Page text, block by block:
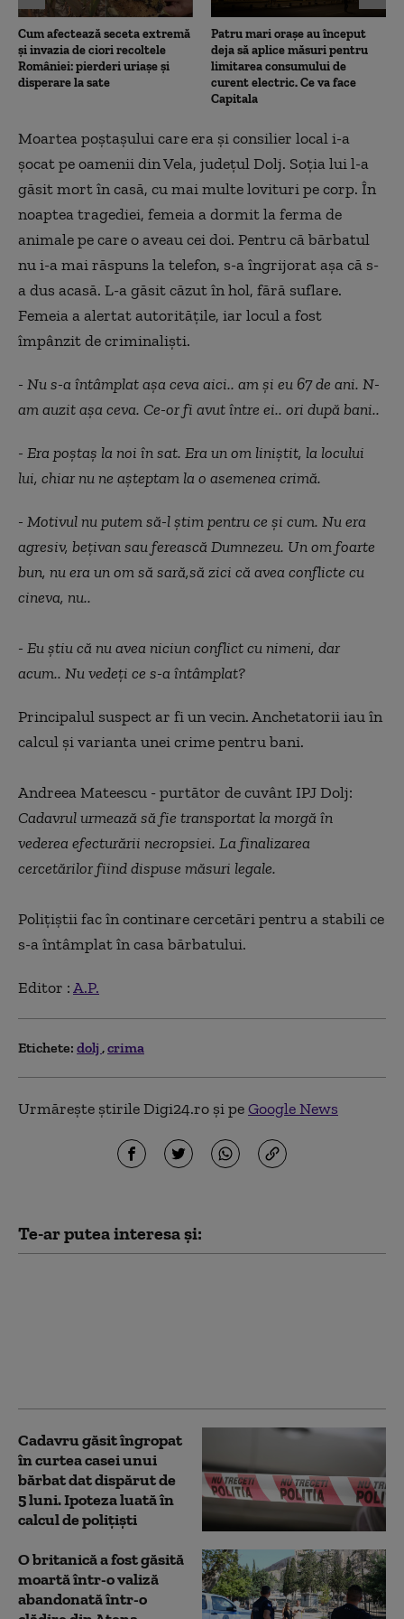
Cum afectează seceta extremă
și invazia de ciori recoltele
României: pierderi uriașe și
disperare la sate
Patru mari orașe au început
deja să aplice măsuri pentru
limitarea consumului de
curent electric. Ce va face
Capitala
Moartea poștașului care era și consilier local i-a
șocat pe oamenii din Vela, județul Dolj. Soția lui l-a
găsit mort în casă, cu mai multe lovituri pe corp. În
noaptea tragediei, femeia a dormit la ferma de
animale pe care o aveau cei doi. Pentru că bărbatul
nu i-a mai răspuns la telefon, s-a îngrijorat așa că s-
a dus acasă. L-a găsit căzut în hol, fără suflare.
Femeia a alertat autoritățile, iar locul a fost
împânzit de criminaliști.
- Nu s-a întâmplat așa ceva aici.. am și eu 67 de ani. N-
am auzit așa ceva. Ce-or fi avut între ei.. ori după bani..
- Era poștaș la noi în sat. Era un om liniștit, la locului
lui, chiar nu ne așteptam la o asemenea crimă.
- Motivul nu putem să-l știm pentru ce și cum. Nu era
agresiv, bețivan sau ferească Dumnezeu. Un om foarte
bun, nu era un om să sară,să zici că avea conflicte cu
cineva, nu..
- Eu știu că nu avea niciun conflict cu nimeni, dar
acum.. Nu vedeți ce s-a întâmplat?
Principalul suspect ar fi un vecin. Anchetatorii iau în
calcul și varianta unei crime pentru bani.
Andreea Mateescu - purtător de cuvânt IPJ Dolj:
Cadavrul urmează să fie transportat la morgă în
vederea efecturării necropsiei. La finalizarea
cercetărilor fiind dispuse măsuri legale.
Polițiștii fac în continare cercetări pentru a stabili ce
s-a întâmplat în casa bărbatului.
Editor :A.P.
Etichete: dolj crima
Urmărește știrile Digi24.ro și peGoogle News
Te-ar putea interesa și:
Cadavru găsit îngropat
în curtea casei unui
bărbat dat dispărut de
5 luni. Ipoteza luată în
calcul de polițiști
O britanică a fost găsită
moartă într-o valiză
abandonată într-o